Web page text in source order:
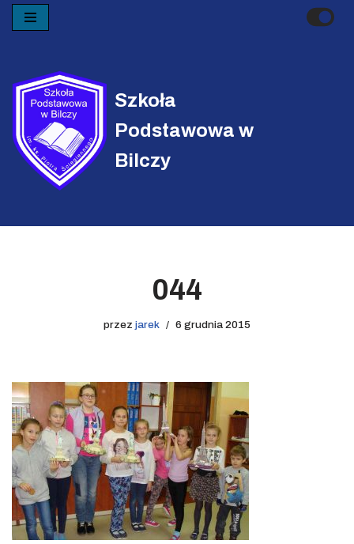
treści
Szkoła
Podstawowa w
Bilczy
044
przez jarek 6 grudnia 2015